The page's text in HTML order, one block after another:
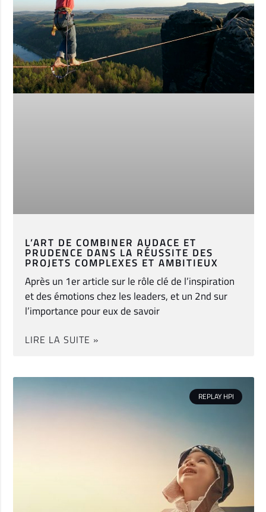
L’ART DE COMBINER AUDACE ET
PRUDENCE DANS LA RÉUSSITE DES
PROJETS COMPLEXES ET AMBITIEUX
Après un 1er article sur le rôle clé de l’inspiration
et des émotions chez les leaders, et un 2nd sur
l’importance pour eux de savoir
LIRE LA SUITE »
REPLAY HPI